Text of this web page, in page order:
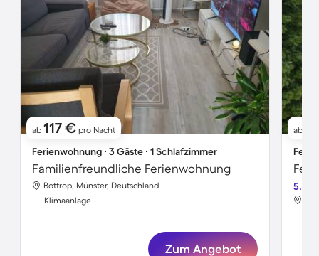
ab 117 € pro Nacht
Ferienwohnung ∙ 3 Gäste ∙ 1 Schlafzimmer
Familienfreundliche Ferienwohnung
Bottrop, Münster, Deutschland
Klimaanlage
Zum Angebot
ab
5.0